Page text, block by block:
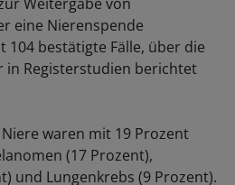
eine Nierenspende
104 bestätigte Fälle, über die
in Registerstudien berichtet
waren mit 19 Prozent
(17 Prozent),
und Lungenkrebs (9 Prozent).